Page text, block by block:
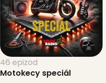
46 epizod
Motokecy speciál